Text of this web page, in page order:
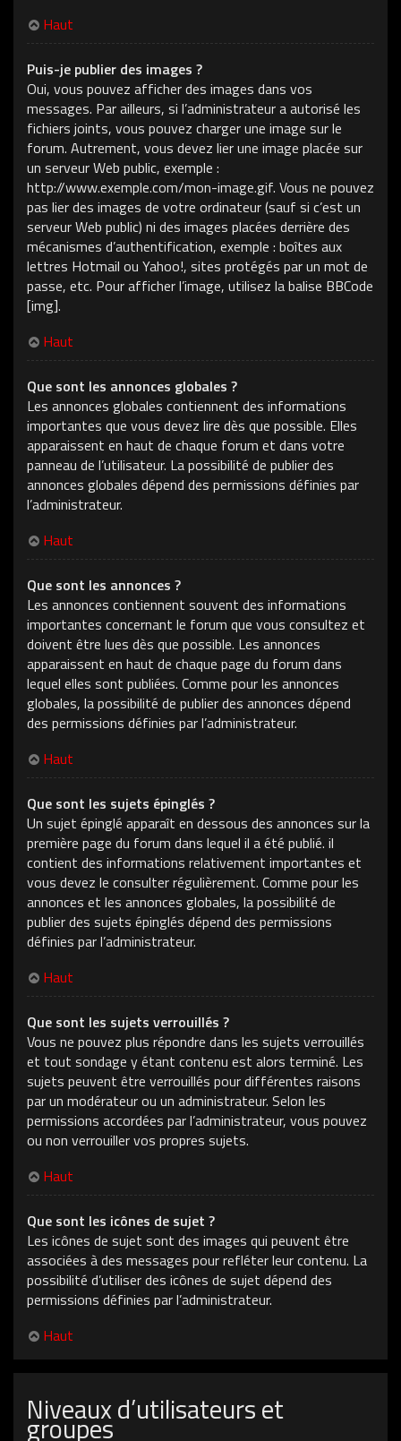
Haut
Puis-je publier des images ?
Oui, vous pouvez afficher des images dans vos
messages. Par ailleurs, si l’administrateur a autorisé les
fichiers joints, vous pouvez charger une image sur le
forum. Autrement, vous devez lier une image placée sur
un serveur Web public, exemple :
http://www.exemple.com/mon-image.gif. Vous ne pouvez
pas lier des images de votre ordinateur (sauf si c’est un
serveur Web public) ni des images placées derrière des
mécanismes d’authentification, exemple : boîtes aux
lettres Hotmail ou Yahoo!, sites protégés par un mot de
passe, etc. Pour afficher l’image, utilisez la balise BBCode
[img].
Haut
Que sont les annonces globales ?
Les annonces globales contiennent des informations
importantes que vous devez lire dès que possible. Elles
apparaissent en haut de chaque forum et dans votre
panneau de l’utilisateur. La possibilité de publier des
annonces globales dépend des permissions définies par
l’administrateur.
Haut
Que sont les annonces ?
Les annonces contiennent souvent des informations
importantes concernant le forum que vous consultez et
doivent être lues dès que possible. Les annonces
apparaissent en haut de chaque page du forum dans
lequel elles sont publiées. Comme pour les annonces
globales, la possibilité de publier des annonces dépend
des permissions définies par l’administrateur.
Haut
Que sont les sujets épinglés ?
Un sujet épinglé apparaît en dessous des annonces sur la
première page du forum dans lequel il a été publié. il
contient des informations relativement importantes et
vous devez le consulter régulièrement. Comme pour les
annonces et les annonces globales, la possibilité de
publier des sujets épinglés dépend des permissions
définies par l’administrateur.
Haut
Que sont les sujets verrouillés ?
Vous ne pouvez plus répondre dans les sujets verrouillés
et tout sondage y étant contenu est alors terminé. Les
sujets peuvent être verrouillés pour différentes raisons
par un modérateur ou un administrateur. Selon les
permissions accordées par l’administrateur, vous pouvez
ou non verrouiller vos propres sujets.
Haut
Que sont les icônes de sujet ?
Les icônes de sujet sont des images qui peuvent être
associées à des messages pour refléter leur contenu. La
possibilité d’utiliser des icônes de sujet dépend des
permissions définies par l’administrateur.
Haut
Niveaux d’utilisateurs et
groupes